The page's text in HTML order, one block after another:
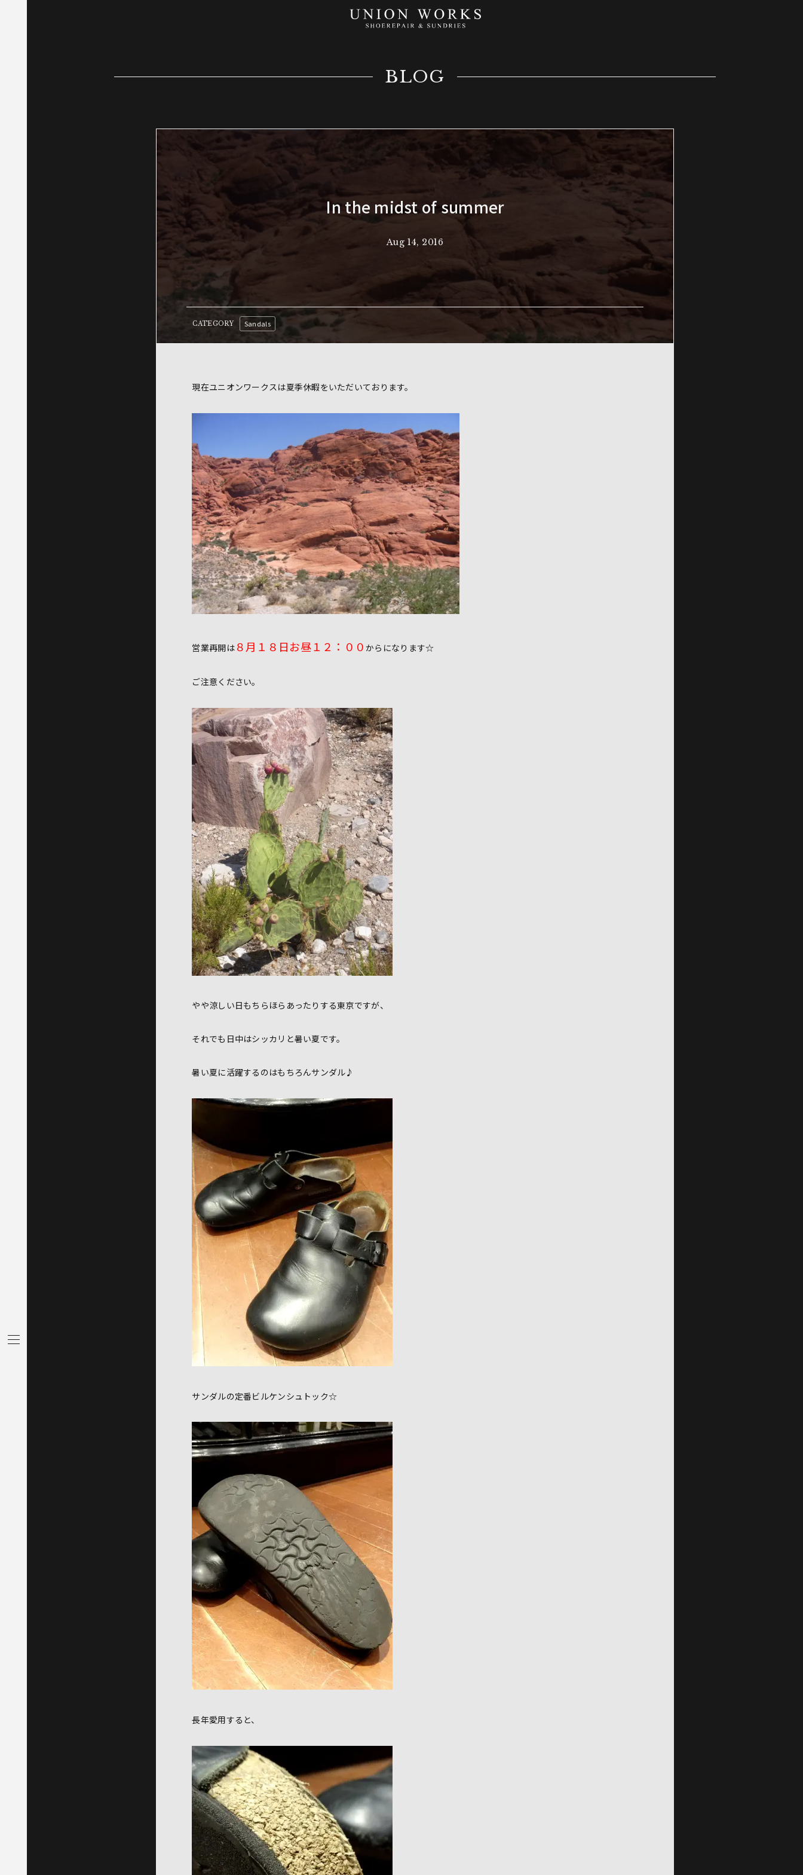
BLOG
In the midst of summer
Aug 14, 2016
CATEGORY Sandals
現在ユニオンワークスは夏季休暇をいただいております。
営業再開は８月１８日お昼１２：００からになります☆
ご注意ください。
やや涼しい日もちらほらあったりする東京ですが、
それでも日中はシッカリと暑い夏です。
暑い夏に活躍するのはもちろんサンダル♪
サンダルの定番ビルケンシュトック☆
長年愛用すると、